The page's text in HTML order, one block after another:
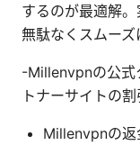
するのが最適解。
無駄なくスムーズ
-Millenvpnの公式
トナーサイトの
Millenvpnの返